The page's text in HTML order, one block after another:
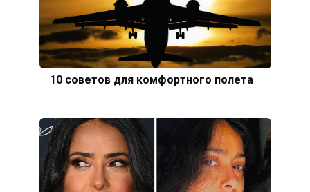
10 советов для комфортного полета